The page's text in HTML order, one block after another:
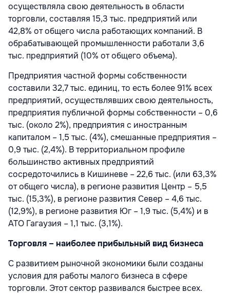
осуществляла свою деятельность в области
торговли, составляя 15,3 тыс. предприятий или
42,8% от общего числа работающих компаний. В
обрабатывающей промышленности работали 3,6
тыс. предприятий (10% от общего объема).
Предприятия частной формы собственности
составили 32,7 тыс. единиц, то есть более 91% всех
предприятий, осуществлявших свою деятельность,
предприятия публичной формы собственности – 0,6
тыс. (около 2%), предприятия с иностранным
капиталом – 1,5 тыс. (4%), смешанные предприятия –
0,9 тыс. (2,4%). В территориальном профиле
большинство активных предприятий
сосредоточились в Кишиневе – 22,6 тыс. (или 63,3%
от общего числа), в регионе развития Центр – 5,5
тыс. (15,3%), в регионе развития Север – 4,6 тыс.
(12,9%), в регионе развития Юг – 1,9 тыс. (5,4%) и в
АТО Гагаузия – 1,1 тыс. (3,1%).
Торговля – наиболее прибыльный вид бизнеса
С развитием рыночной экономики были созданы
условия для работы малого бизнеса в сфере
торговли. Этот сектор развивался быстрее всех.